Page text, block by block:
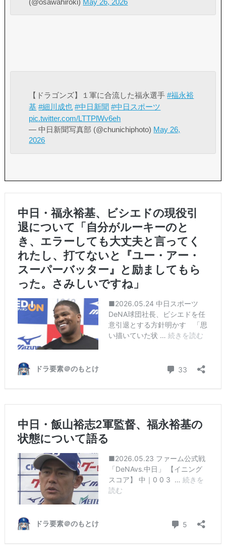
(@osawahiroki) May 26, 2026
【ドラゴンズ】１軍に合流した福永選手#福永裕
基 #細川成也 #中日新聞 #中日スポーツ
pic.twitter.com/LTTPlWv6eh
— 中日新聞写真部 (@chunichiphoto) May 26,
2026